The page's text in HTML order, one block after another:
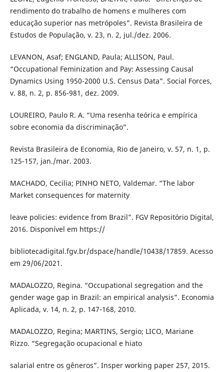
rendimento do trabalho de homens e mulheres com
educação superior nas metrópoles”. Revista Brasileira de
Estudos de População, v. 23, n. 2, jul./dez. 2006.
LEVANON, Asaf; ENGLAND, Paula; ALLISON, Paul.
“Occupational Feminization and Pay: Assessing Causal
Dynamics Using 1950-2000 U.S. Census Data”. Social Forces,
v. 88, n. 2, p. 856-981, dez. 2009.
LOUREIRO, Paulo R. A. “Uma resenha teórica e empírica
sobre economia da discriminação”.
Revista Brasileira de Economia, Rio de Janeiro, v. 57, n. 1, p.
125-157, jan./mar. 2003.
MACHADO, Cecilia; PINHO NETO, Valdemar. “The labor
Market consequences for maternity
leave policies: evidence from Brazil”. FGV Repositório Digital,
2016. Disponível em https://
bibliotecadigital.fgv.br/dspace/handle/10438/17859. Acesso
em 29/06/2021.
MADALOZZO, Regina. “Occupational segregation and the
gender wage gap in Brazil: an empirical analysis”. Economia
Aplicada, v. 14, n. 2, p. 147-168, 2010.
MADALOZZO, Regina; MARTINS, Sergio; LICO, Mariane
Rizzo. “Segregação ocupacional e hiato
salarial entre os gêneros”. Insper working paper 257, 2015.